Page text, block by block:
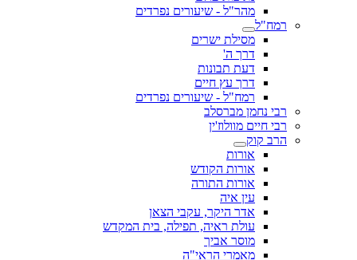
מהר"ל - שיעורים נפרדים
רמח"ל
מסילת ישרים
דרך ה'
דעת תבונות
דרך עץ חיים
רמח"ל - שיעורים נפרדים
רבי נחמן מברסלב
רבי חיים מוולוז'ין
הרב קוק
אורות
אורות הקודש
אורות התורה
עין איה
אדר היקר, עקבי הצאן
עולת ראיה, תפילה, בית המקדש
מוסר אביך
מאמרי הראי"ה